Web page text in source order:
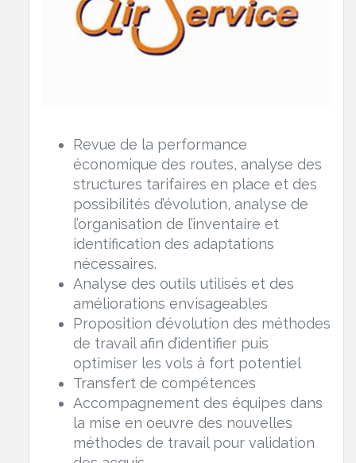
Revue de la performance
économique des routes, analyse des
structures tarifaires en place et des
possibilités d’évolution, analyse de
l’organisation de l’inventaire et
identification des adaptations
nécessaires.
Analyse des outils utilisés et des
améliorations envisageables
Proposition d’évolution des méthodes
de travail afin d’identifier puis
optimiser les vols à fort potentiel
Transfert de compétences
Accompagnement des équipes dans
la mise en oeuvre des nouvelles
méthodes de travail pour validation